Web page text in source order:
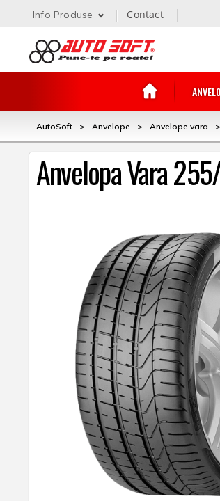
Info Produse Contact
AutoSoft > Anvelope > Anvelope vara >
Anvelopa Vara